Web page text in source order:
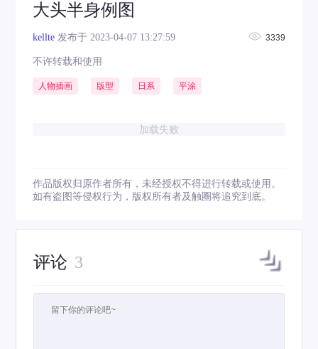
大头半身例图
kellte 发布于 2023-04-07 13:27:59 3339
不许转载和使用
人物插画 版型 日系 平涂
加载失败
作品版权归原作者所有，未经授权不得进行转载或使用。
如有盗图等侵权行为，版权所有者及触圈将追究到底。
评论 3